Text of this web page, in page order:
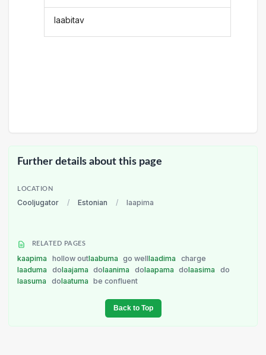
laabitav
Further details about this page
LOCATION
Cooljugator / Estonian / laapima
RELATED PAGES
kaapima hollow outlaabuma go welllaadima
charge
laaduma
dolaajama dolaanima dolaapama dolaasima
do
laasuma
dolaatuma be confluent
Back to Top